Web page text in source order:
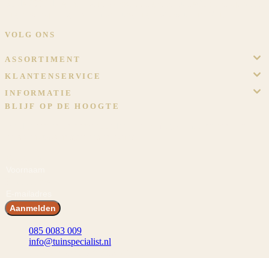
VOLG ONS
ASSORTIMENT
KLANTENSERVICE
INFORMATIE
BLIJF OP DE HOOGTE
Aanmelden
085 0083 009
info@tuinspecialist.nl